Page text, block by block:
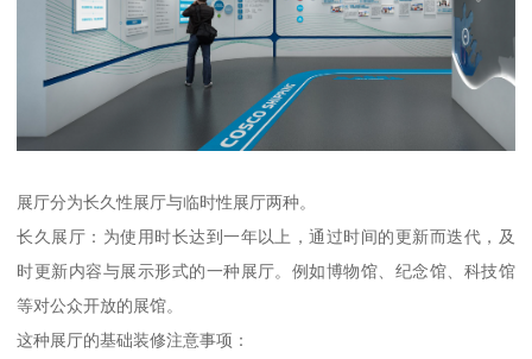
展厅分为长久性展厅与临时性展厅两种。
长久展厅：为使用时长达到一年以上，通过时间的更新而迭代，及
时更新内容与展示形式的一种展厅。例如博物馆、纪念馆、科技馆
等对公众开放的展馆。
这种展厅的基础装修注意事项：